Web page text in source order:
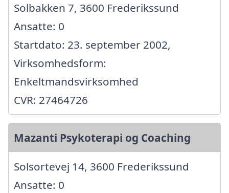
Solbakken 7, 3600 Frederikssund
Ansatte: 0
Startdato: 23. september 2002,
Virksomhedsform:
Enkeltmandsvirksomhed
CVR: 27464726
Mazanti Psykoterapi og Coaching
Solsortevej 14, 3600 Frederikssund
Ansatte: 0